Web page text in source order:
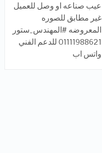
عيب صناعه او وصل للعميل
غير مطابق للصوره
المعروضه #المهندس_ستور
01111988621 للدعم الفني
واتس اب